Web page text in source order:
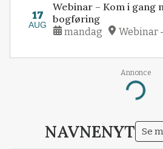
17
AUG
Webinar – Kom i gang
bogføring
mandag Webinar
Annonce
Loading...
NAVNENYT Se